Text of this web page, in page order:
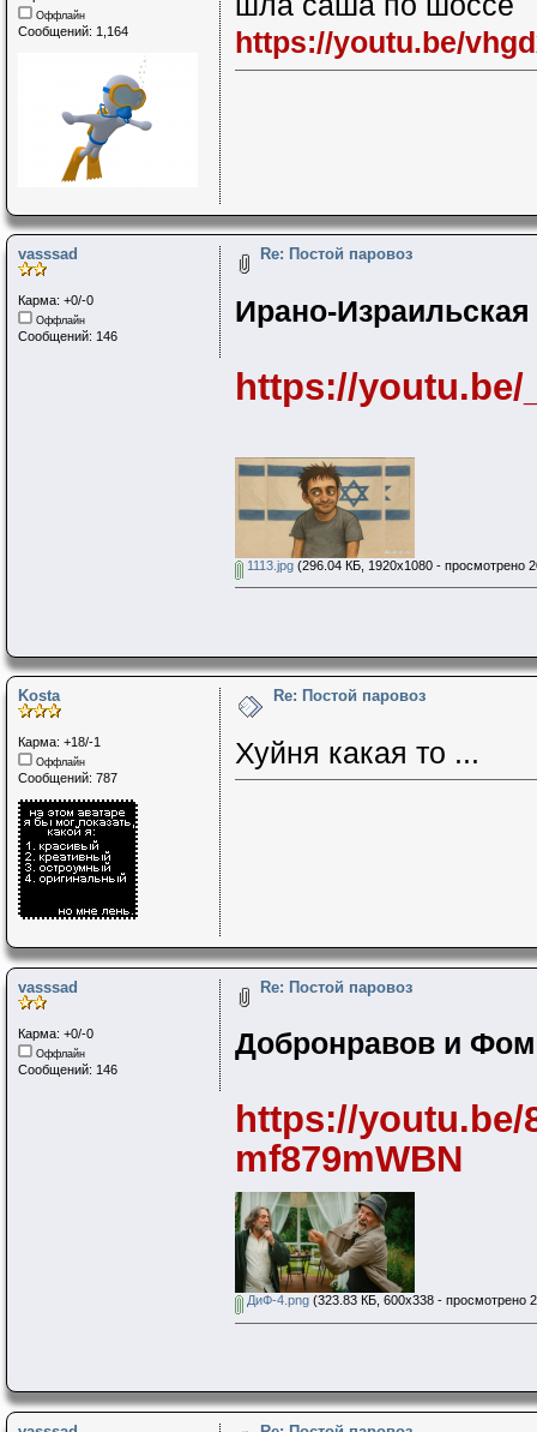
Оффлайн
Сообщений: 1,164
https://youtu.be/
vasssad
Карма: +0/-0
Оффлайн
Сообщений: 146
Re: Постой паровоз
Ирано-
https://youtu.be/
1113.jpg(296.04 КБ, 1920x1080 - просмотрено
Kosta
Карма: +18/-1
Оффлайн
Сообщений: 787
Re: Постой паровоз
Хуйня какая то ...
vasssad
Карма: +0/-0
Оффлайн
Сообщений: 146
Re: Постой паровоз
Добронравов и
https://youtu.be/
mf879mWBN
ДиФ-4.png(323.83 КБ, 600x338 - просмотрено